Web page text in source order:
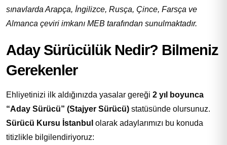
sınavlarda Arapça, İngilizce, Rusça, Çince, Farsça ve
Almanca çeviri imkanı MEB tarafından sunulmaktadır.
Aday Sürücülük Nedir? Bilmeniz
Gerekenler
Ehliyetinizi ilk aldığınızda yasalar gereği 2 yıl boyunca
“Aday Sürücü” (Stajyer Sürücü) statüsünde olursunuz.
Sürücü Kursu İstanbul olarak adaylarımızı bu konuda
titizlikle bilgilendiriyoruz: